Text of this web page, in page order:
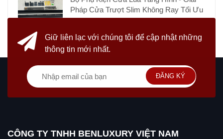
Pháp Cửa Trượt Slim Không Ray Tối Ưu
Giữ liên lạc với chúng tôi để cập nhật những
thông tin mới nhất.
ĐĂNG KÝ
CÔNG TY TNHH BENLUXURY VIỆT NAM